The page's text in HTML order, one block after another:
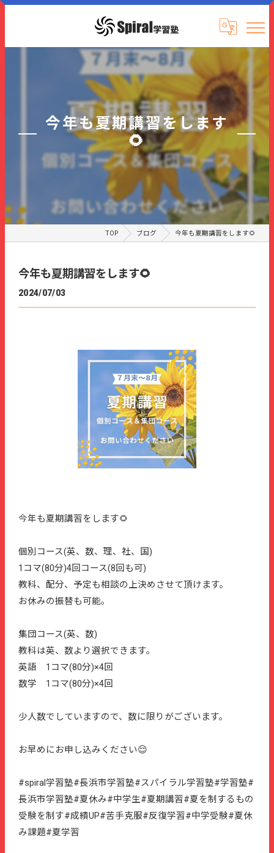
今年も夏期講習をします
🌻
TOP ブログ 今年も夏期講習をします🌻
今年も夏期講習をします🌻
2024/07/03
今年も夏期講習をします🌻
個別コース(英、数、理、社、国)
1コマ(80分)4回コース(8回も可)
教科、配分、予定も相談の上決めさせて頂けます。
お休みの振替も可能。
集団コース(英、数)
教科は英、数より選択できます。
英語 1コマ(80分)×4回
数学 1コマ(80分)×4回
少人数でしていますので、数に限りがございます。
お早めにお申し込みください😌
#spiral学習塾#長浜市学習塾#スパイラル学習塾#学習塾#
長浜市学習塾#夏休み#中学生#夏期講習#夏を制するもの
受験を制す#成績UP#苦手克服#反復学習#中学受験#夏休
み課題#夏学習